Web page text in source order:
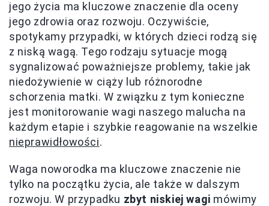
jego życia ma kluczowe znaczenie dla oceny
jego zdrowia oraz rozwoju. Oczywiście,
spotykamy przypadki, w których dzieci rodzą się
z niską wagą. Tego rodzaju sytuacje mogą
sygnalizować poważniejsze problemy, takie jak
niedożywienie w ciąży lub różnorodne
schorzenia matki. W związku z tym konieczne
jest monitorowanie wagi naszego malucha na
każdym etapie i szybkie reagowanie na wszelkie
nieprawidłowości.
Waga noworodka ma kluczowe znaczenie nie
tylko na początku życia, ale także w dalszym
rozwoju. W przypadku zbyt niskiej wagi mówimy